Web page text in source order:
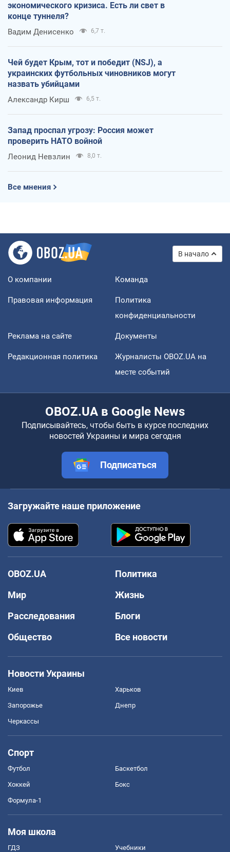
экономического кризиса. Есть ли свет в
конце туннеля?
Вадим Денисенко 6,7 т.
Чей будет Крым, тот и победит (NSJ), а
украинских футбольных чиновников могут
назвать убийцами
Александр Кирш 6,5 т.
Запад проспал угрозу: Россия может
проверить НАТО войной
Леонид Невзлин 8,0 т.
Все мнения
В начало
О компании Команда
Правовая информация
Политика
конфиденциальности
Реклама на сайте Документы
Редакционная политика
Журналисты OBOZ.UA на
месте событий
OBOZ.UA в Google News
Подписывайтесь, чтобы быть в курсе последних
новостей Украины и мира сегодня
Подписаться
Загружайте наше приложение
OBOZ.UA
Политика
Мир
Жизнь
Расследования
Блоги
Общество
Все новости
Новости Украины
Киев Харьков
Запорожье Днепр
Черкассы
Спорт
Футбол Баскетбол
Хоккей Бокс
Формула-1
Моя школа
ГДЗ Учебники